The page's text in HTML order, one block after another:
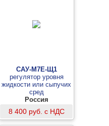
САУ-М7Е-Щ1
регулятор уровня
жидкости или сыпучих
сред
Россия
8 400 руб. с НДС